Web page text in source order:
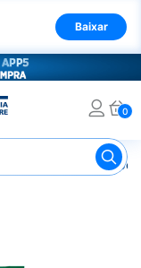
Baixar
0
Suco Verde